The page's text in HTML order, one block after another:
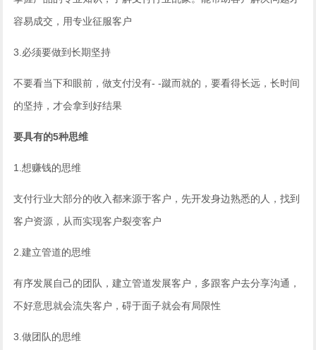
容易成交，用专业征服客户
3.必须要做到长期坚持
不要看当下和眼前，做支付没有- -蹴而就的，要看得长远，长时间
的坚持，才会拿到好结果
要具有的5种思维
1.想赚钱的思维
支付行业大部分的收入都来源于客户，先开发身边熟悉的人，找到
客户资源，从而实现客户裂变客户
2.建立管道的思维
有序发展自己的团队，建立管道发展客户，多跟客户去分享沟通，
不好意思就会流失客户，碍于面子就会有局限性
3.做团队的思维